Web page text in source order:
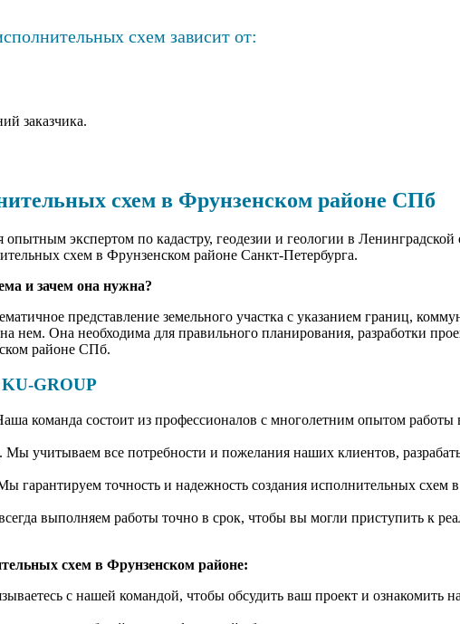
схем зависит от:
заказчика.
схем в Фрунзенском районе СПб
экспертом по кадастру, геодезии и геологии в
схем в Фрунзенском районе Санкт-Петербурга.
и зачем она нужна?
представление земельного участка с указанием границ,
нем. Она необходима для правильного планирования, разработки
районе СПб.
GROUP
команда состоит из профессионалов с многолетним опытом работы
учитываем все потребности и пожелания наших клиентов,
гарантируем точность и надежность создания исполнительных схем
выполняем работы точно в срок, чтобы вы могли приступить к
схем в Фрунзенском районе:
с нашей командой, чтобы обсудить ваш проект и ознакомить